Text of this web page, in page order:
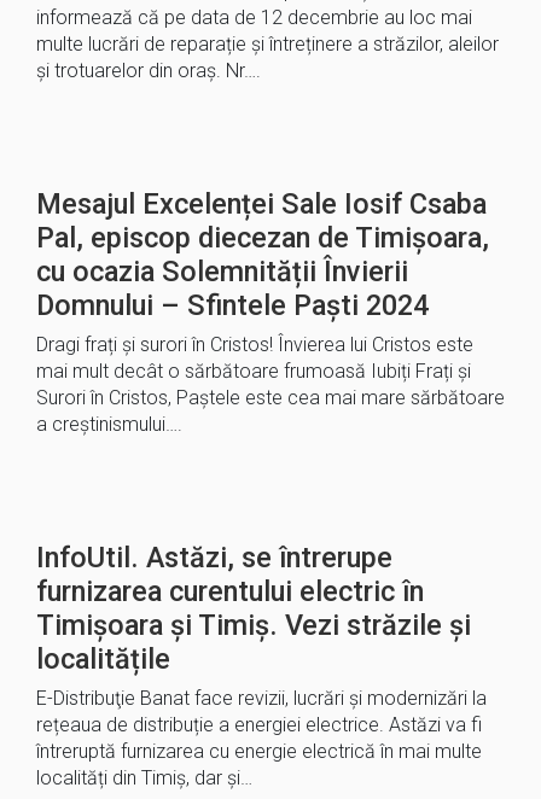
informează că pe data de 12 decembrie au loc mai
multe lucrări de reparație și întreținere a străzilor, aleilor
și trotuarelor din oraș. Nr….
Mesajul Excelenței Sale Iosif Csaba
Pal, episcop diecezan de Timișoara,
cu ocazia Solemnității Învierii
Domnului – Sfintele Paști 2024
Dragi frați și surori în Cristos! Învierea lui Cristos este
mai mult decât o sărbătoare frumoasă Iubiți Frați și
Surori în Cristos, Paștele este cea mai mare sărbătoare
a creștinismului….
InfoUtil. Astăzi, se întrerupe
furnizarea curentului electric în
Timișoara și Timiș. Vezi străzile și
localitățile
E-Distribuţie Banat face revizii, lucrări și modernizări la
rețeaua de distribuție a energiei electrice. Astăzi va fi
întreruptă furnizarea cu energie electrică în mai multe
localități din Timiș, dar și…